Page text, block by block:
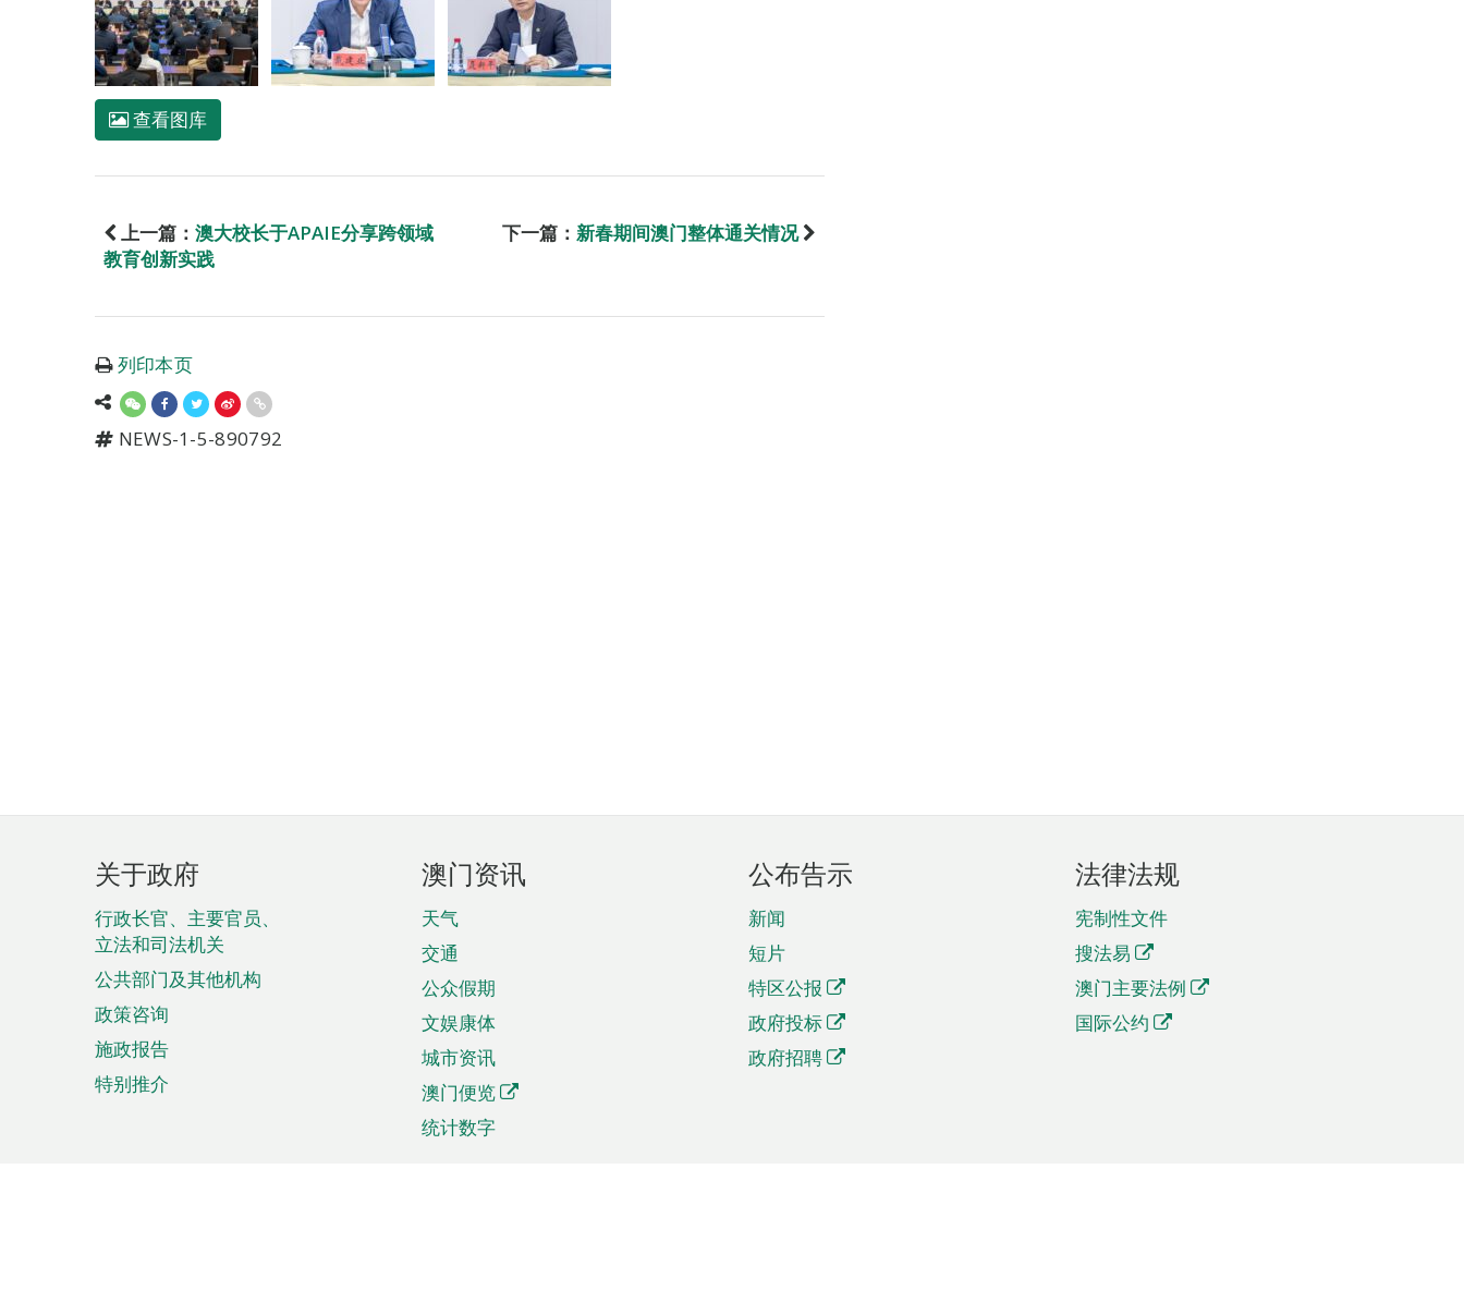
查看图库
上一篇： 澳大校长于APAIE分享跨领域
教育创新实践
下一篇： 新春期间澳门整体通关情况
列印本页
NEWS-1-5-890792
页
脚
菜
单
关于政府
行政长官、主要官员、
立法和司法机关
公共部门及其他机构
政策咨询
施政报告
特别推介
澳门资讯
天气
交通
公众假期
文娱康体
城市资讯
澳门便览
统计数字
公布告示
新闻
短片
特区公报
政府投标
政府招聘
法律法规
宪制性文件
搜法易
澳门主要法例
国际公约